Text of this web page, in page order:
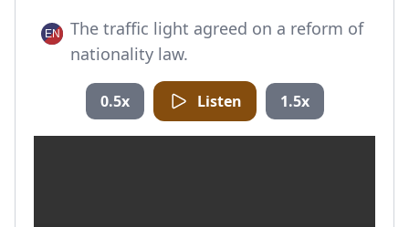
The traffic light agreed on a reform of
nationality law.
0.5x Listen 1.5x